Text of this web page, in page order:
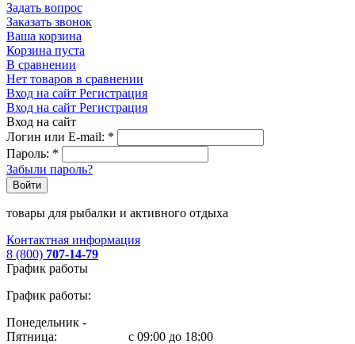
Задать вопрос
Заказать звонок
Ваша корзина
Корзина пуста
В сравнении
Нет товаров в сравнении
Вход на сайт Регистрация
Вход на сайт Регистрация
Вход на сайт
Логин или E-mail: *
Пароль: *
Забыли пароль?
Войти
товары для рыбалки и активного отдыха
Контактная информация
8 (800) 707-14-79
График работы
График работы:
Понедельник -
Пятница:
с 09:00 до 18:00